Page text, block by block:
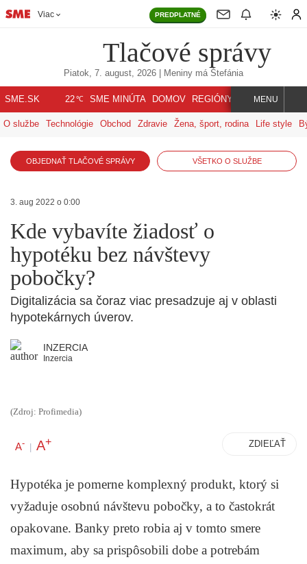
Viac PREDPLATNÉ
Tlačové správy
Piatok, 7. august, 2026 | Meniny má Štefánia
SME.SK 22℃ SME MINÚTA DOMOV REGIÓNY INDEX SVET
MENU
O službe Technológie Obchod Zdravie Žena, šport, rodina Life style
OBJEDNAŤ TLAČOVÉ SPRÁVY VŠETKO O SLUŽBE
3. aug 2022 o 0:00
Kde vybavíte žiadosť o
hypotéku bez návštevy
pobočky?
Digitalizácia sa čoraz viac presadzuje aj v oblasti
hypotekárnych úverov.
INZERCIA
Inzercia
(Zdroj: Profimedia)
A- | A+ ZDIEĽAŤ
Hypotéka je pomerne komplexný produkt, ktorý si
vyžaduje osobnú návštevu pobočky, a to častokrát
opakovane. Banky preto robia aj v tomto smere
maximum, aby sa prispôsobili dobe a potrebám